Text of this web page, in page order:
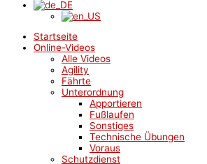
Startseite
Online-Videos
Alle Videos
Agility
Fährte
Unterordnung
Apportieren
Fußlaufen
Sonstiges
Technische Übungen
Voraus
Schutzdienst